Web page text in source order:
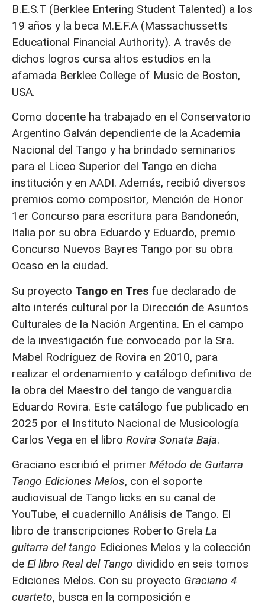
B.E.S.T (Berklee Entering Student Talented) a los
19 años y la beca M.E.F.A (Massachussetts
Educational Financial Authority). A través de
dichos logros cursa altos estudios en la
afamada Berklee College of Music de Boston,
USA.
Como docente ha trabajado en el Conservatorio
Argentino Galván dependiente de la Academia
Nacional del Tango y ha brindado seminarios
para el Liceo Superior del Tango en dicha
institución y en AADI. Además, recibió diversos
premios como compositor, Mención de Honor
1er Concurso para escritura para Bandoneón,
Italia por su obra Eduardo y Eduardo, premio
Concurso Nuevos Bayres Tango por su obra
Ocaso en la ciudad.
Su proyecto Tango en Tres fue declarado de
alto interés cultural por la Dirección de Asuntos
Culturales de la Nación Argentina. En el campo
de la investigación fue convocado por la Sra.
Mabel Rodríguez de Rovira en 2010, para
realizar el ordenamiento y catálogo definitivo de
la obra del Maestro del tango de vanguardia
Eduardo Rovira. Este catálogo fue publicado en
2025 por el Instituto Nacional de Musicología
Carlos Vega en el libro Rovira Sonata Baja.
Graciano escribió el primer Método de Guitarra
Tango Ediciones Melos, con el soporte
audiovisual de Tango licks en su canal de
YouTube, el cuadernillo Análisis de Tango. El
libro de transcripciones Roberto Grela La
guitarra del tango Ediciones Melos y la colección
de El libro Real del Tango dividido en seis tomos
Ediciones Melos. Con su proyecto Graciano 4
cuarteto, busca en la composición e